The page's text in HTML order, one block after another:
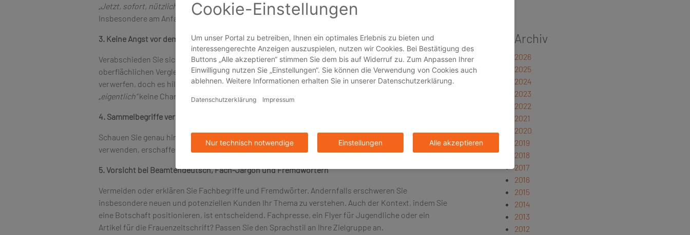
„Jetzt, sofort, nützlich, …“
drücken Dringlichkeit aus und sprechen das Unterbewusstsein an.
Insbesondere am Anfang einer Überschrift oder der Einleitung sorgen sie für Aufmerksamkeit.
3. Keine Angst vor dem Wegstreichen
Verabschieden Sie sich von überflüssigen Wiederholungen, schwammigen Formulierungen,
oberflächlichen Vergleichen und Füllwörtern. Zwar fällt es schwer, bereits Geschriebenes zu
verwerfen, doch es hilft, den inhaltlichen Fokus zu schärfen. Geben Sie „sehr“,„sozusagen“und
„eigentlich“keine Chance mehr.
4. Sammelbegriffe vermeiden
Schauen Sie genau hin: Ungeziefer oder Kreuzspinne? Baum oder Birke? Indem Sie konkrete Begriffe
verwenden, erschaffen Sie starke Assoziationen in den Köpfen Ihrer Leserschaft.
5. Vorsicht bei Beamtendeutsch, Fach-Jargon und Fremdwörtern
Vermeiden oder erklären Sie Fachbegriffe und Fremdwörter. Andernfalls erschweren Sie
insbesondere neuen und potenziellen Kunden Ihr Thema zu verstehen. Auch der Kontext, indem Sie
eine Botschaft positionieren, ist entscheidend. Fachpresse, ein Flyer für Jugendliche oder ein
Artikel für die Frauenzeitschrift? Passen Sie den Sprachstil an Ihre Zielgruppe an.
Archiv
2026
2025
2024
2023
2022
2021
2020
2019
2018
2017
2016
2015
2014
2013
2012